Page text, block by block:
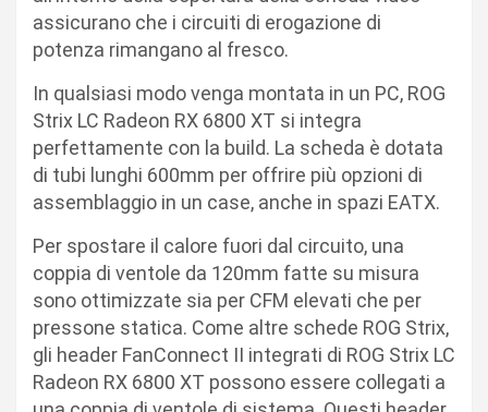
assicurano che i circuiti di erogazione di
potenza rimangano al fresco.
In qualsiasi modo venga montata in un PC, ROG
Strix LC Radeon RX 6800 XT si integra
perfettamente con la build. La scheda è dotata
di tubi lunghi 600mm per offrire più opzioni di
assemblaggio in un case, anche in spazi EATX.
Per spostare il calore fuori dal circuito, una
coppia di ventole da 120mm fatte su misura
sono ottimizzate sia per CFM elevati che per
pressone statica. Come altre schede ROG Strix,
gli header FanConnect II integrati di ROG Strix LC
Radeon RX 6800 XT possono essere collegati a